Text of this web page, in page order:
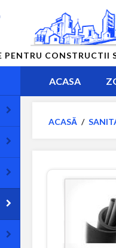
PENTRU
ACASA
ACASĂ /